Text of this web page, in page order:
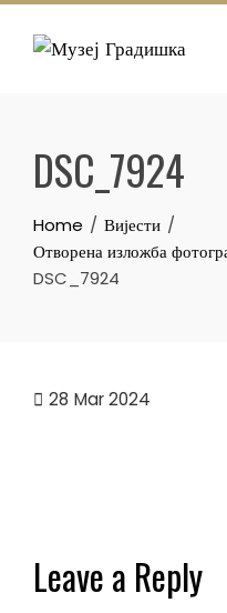
Skip
DSC_7924
Home
Вијести
Отворена изложба
DSC_7924
28 Mar 2024
Leave a Reply